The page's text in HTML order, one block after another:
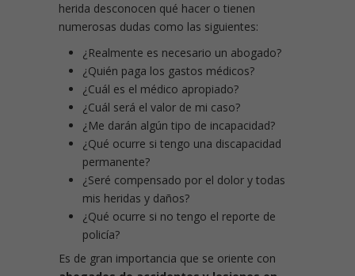
herida desconocen qué hacer o tienen
numerosas dudas como las siguientes:
¿Realmente es necesario un abogado?
¿Quién paga los gastos médicos?
¿Cuál es el médico apropiado?
¿Cuál será el valor de mi caso?
¿Me darán algún tipo de incapacidad?
¿Qué ocurre si tengo una discapacidad
permanente?
¿Seré compensado por el dolor y todas
mis heridas y daños?
¿Qué ocurre si no tengo el reporte de
policía?
Es de gran importancia que se oriente con